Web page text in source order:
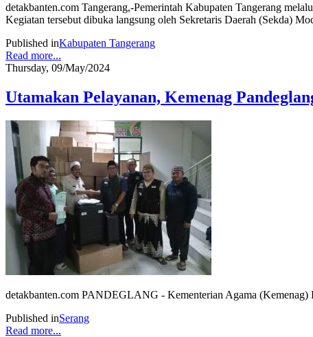
detakbanten.com Tangerang,-Pemerintah Kabupaten Tangerang
Kegiatan tersebut dibuka langsung oleh Sekretaris Daerah (Sekda)
Published inKabupaten Tangerang
Read more...
Thursday, 09/May/2024
Utamakan Pelayanan, Kemenag
detakbanten.com PANDEGLANG - Kementerian Agama (Kemenag)
Published inSerang
Read more...